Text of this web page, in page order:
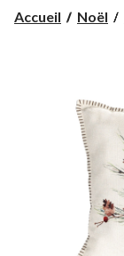
Accueil Noël